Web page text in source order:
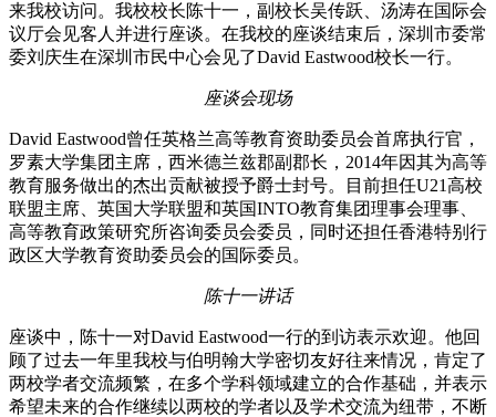
来我校访问。我校校长陈十一，副校长吴传跃、汤涛在国际会
议厅会见客人并进行座谈。在我校的座谈结束后，深圳市委常
委刘庆生在深圳市民中心会见了David Eastwood校长一行。
座谈会现场
David Eastwood曾任英格兰高等教育资助委员会首席执行官，
罗素大学集团主席，西米德兰兹郡副郡长，2014年因其为高等
教育服务做出的杰出贡献被授予爵士封号。目前担任U21高校
联盟主席、英国大学联盟和英国INTO教育集团理事会理事、
高等教育政策研究所咨询委员会委员，同时还担任香港特别行
政区大学教育资助委员会的国际委员。
陈十一讲话
座谈中，陈十一对David Eastwood一行的到访表示欢迎。他回
顾了过去一年里我校与伯明翰大学密切友好往来情况，肯定了
两校学者交流频繁，在多个学科领域建立的合作基础，并表示
希望未来的合作继续以两校的学者以及学术交流为纽带，不断